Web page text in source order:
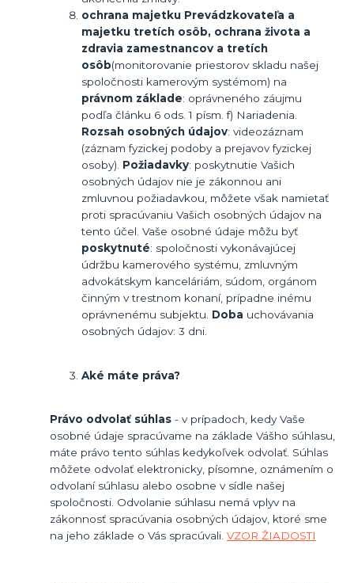
ochrana majetku Prevádzkovateľa a
majetku tretích osôb, ochrana života a
zdravia zamestnancov a tretích
osôb(monitorovanie priestorov skladu našej
spoločnosti kamerovým systémom) na
právnom základe: oprávneného záujmu
podľa článku 6 ods. 1 písm. f) Nariadenia.
Rozsah osobných údajov: videozáznam
(záznam fyzickej podoby a prejavov fyzickej
osoby). Požiadavky: poskytnutie Vašich
osobných údajov nie je zákonnou ani
zmluvnou požiadavkou, môžete však namietať
proti spracúvaniu Vašich osobných údajov na
tento účel. Vaše osobné údaje môžu byť
poskytnuté: spoločnosti vykonávajúcej
údržbu kamerového systému, zmluvným
advokátskym kanceláriám, súdom, orgánom
činným v trestnom konaní, prípadne inému
oprávnenému subjektu. Doba uchovávania
osobných údajov: 3 dni.
Aké máte práva?
Právo odvolať súhlas- v prípadoch, kedy Vaše
osobné údaje spracúvame na základe Vášho súhlasu,
máte právo tento súhlas kedykoľvek odvolať. Súhlas
môžete odvolať elektronicky, písomne, oznámením o
odvolaní súhlasu alebo osobne v sídle našej
spoločnosti. Odvolanie súhlasu nemá vplyv na
zákonnosť spracúvania osobných údajov, ktoré sme
na jeho základe o Vás spracúvali. VZOR ŽIADOSTI